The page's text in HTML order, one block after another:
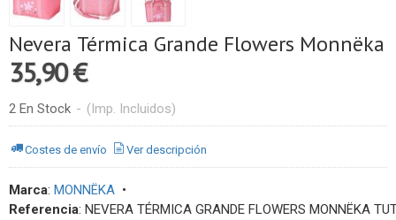
Nevera Térmica Grande Flowers Monnëka
35,90 €
2 En Stock - (Imp. Incluidos)
Costes de envío Ver descripción
Marca: MONNËKA •
Referencia: NEVERA TÉRMICA GRANDE FLOWERS MONNËKA